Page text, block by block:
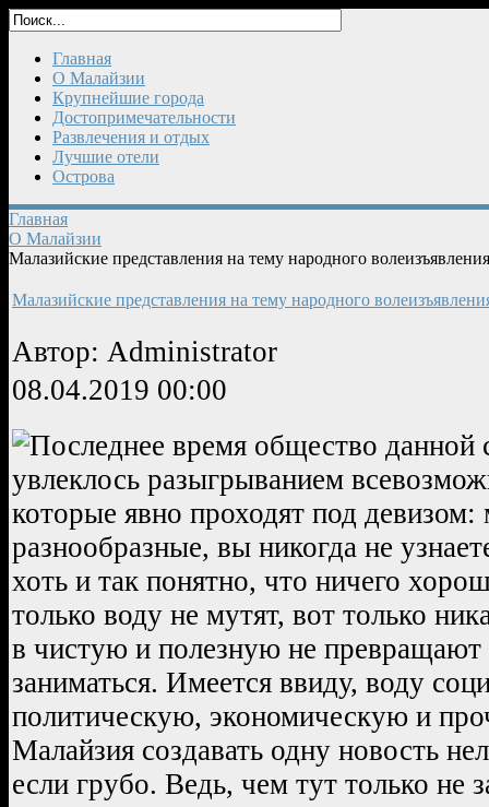
Главная
О Малайзии
Крупнейшие города
Достопримечательности
Развлечения и отдых
Лучшие отели
Острова
Главная
О Малайзии
Малазийские представления на тему народного волеизъявления
Малазийские представления на тему народного
Автор: Administrator
08.04.2019 00:00
Последнее время общество данной
увлеклось разыгрыванием
которые явно проходят под
разнообразные, вы никогда не
хоть и так понятно, что ничего
только воду не мутят, вот только
в чистую и полезную не
заниматься. Имеется ввиду, воду
политическую, экономическую и
Малайзия создавать одну новость
если грубо. Ведь, чем тут только не